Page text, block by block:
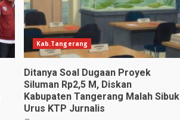
Kab.Tangerang
Ditanya Soal Dugaan Proyek
Siluman Rp2,5 M, Diskan
Kabupaten Tangerang Malah Sibuk
Urus KTP Jurnalis